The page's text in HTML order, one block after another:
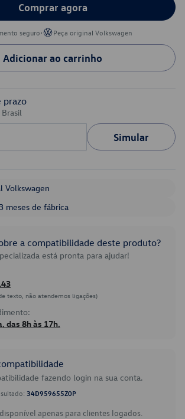
Comprar agora
seguro• Peça original Volkswagen
Adicionar ao carrinho
prazo
Simular
Volkswagen
meses de fábrica
a compatibilidade deste produto?
está pronta para ajudar!
texto, não atendemos ligações)
das 8h às 17h.
fazendo login na sua conta.
34D959655Z0P
apenas para clientes logados.